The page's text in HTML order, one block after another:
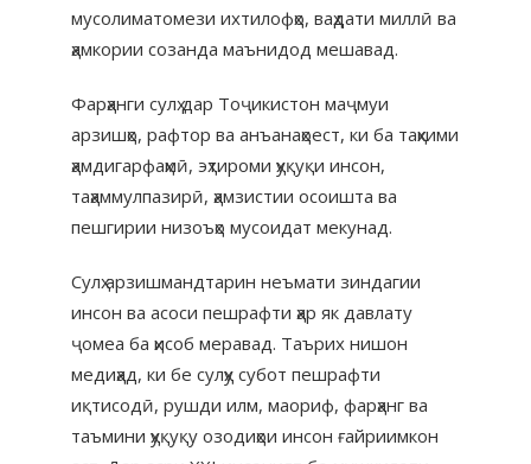
мусолиматомези ихтилофҳо, ваҳдати миллӣ ва
ҳамкории созанда маънидод мешавад.
Фарҳанги сулҳ дар Тоҷикистон маҷмуи
арзишҳо, рафтор ва анъанаҳоест, ки ба таҳкими
ҳамдигарфаҳмӣ, эҳтироми ҳуқуқи инсон,
таҳаммулпазирӣ, ҳамзистии осоишта ва
пешгирии низоъҳо мусоидат мекунад.
Сулҳ арзишмандтарин неъмати зиндагии
инсон ва асоси пешрафти ҳар як давлату
ҷомеа ба ҳисоб меравад. Таърих нишон
медиҳад, ки бе сулҳу субот пешрафти
иқтисодӣ, рушди илм, маориф, фарҳанг ва
таъмини ҳуқуқу озодиҳои инсон ғайриимкон